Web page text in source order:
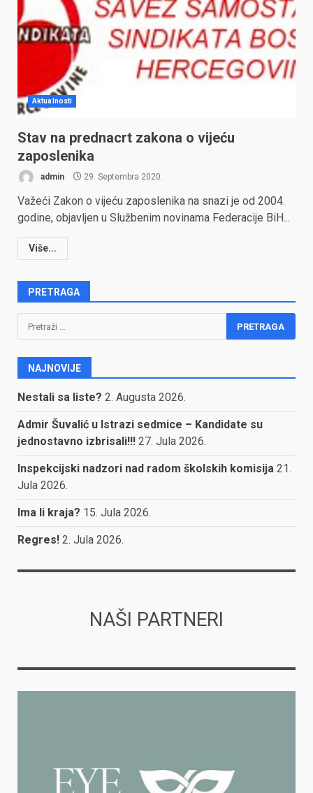
Aktualnosti
Stav na prednacrt zakona o vijeću
zaposlenika
admin 29. Septembra 2020.
Važeći Zakon o vijeću zaposlenika na snazi je od 2004.
godine, objavljen u Službenim novinama Federacije BiH...
Više...
PRETRAGA
Pretraga:
NAJNOVIJE
Nestali sa liste? 2. Augusta 2026.
Admir Šuvalić u Istrazi sedmice – Kandidate su
jednostavno izbrisali!!! 27. Jula 2026.
Inspekcijski nadzori nad radom školskih komisija 21.
Jula 2026.
Ima li kraja? 15. Jula 2026.
Regres! 2. Jula 2026.
NAŠI PARTNERI